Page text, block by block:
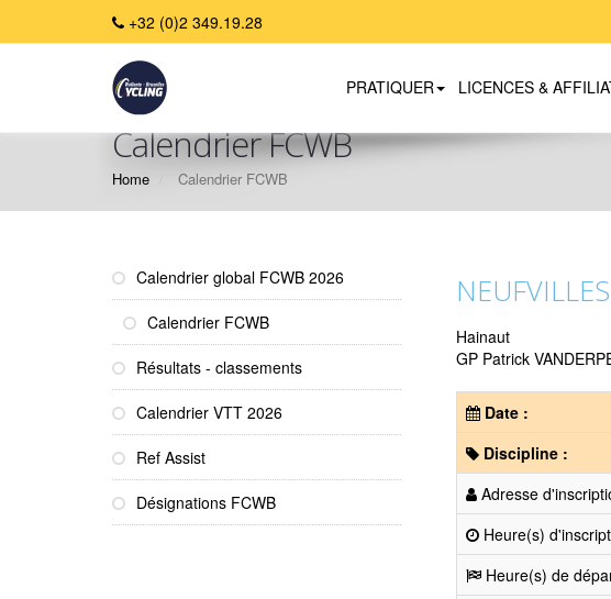
+32 (0)2 349.19.28
PRATIQUER LICENCES &
Calendrier FCWB
Home Calendrier FCWB
Calendrier global FCWB 2026
Calendrier FCWB
Résultats - classements
Calendrier VTT 2026
Ref Assist
Désignations FCWB
Hainaut
GP Patrick
Date :
Discipline :
Adresse
Heure(s)
Heure(s) de